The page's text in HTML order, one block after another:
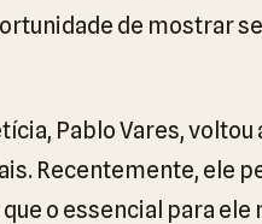
de mostrar
Pablo Vares, voltou
Recentemente, ele
o essencial para ele